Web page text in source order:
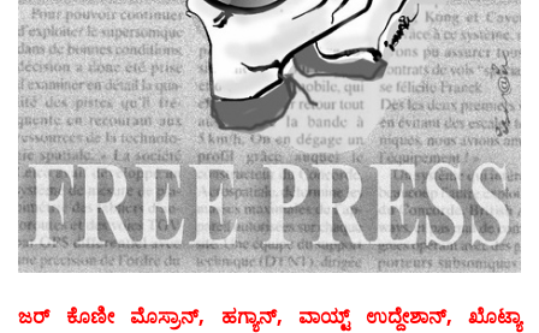
ಜರ್ ಕೊಣೀ ಮೊಸ್ರಾನ್, ಹಗ್ಯಾನ್, ವಾಯ್ಟ್ ಉದ್ದೇಶಾನ್, ಖೊಟ್ಯಾ